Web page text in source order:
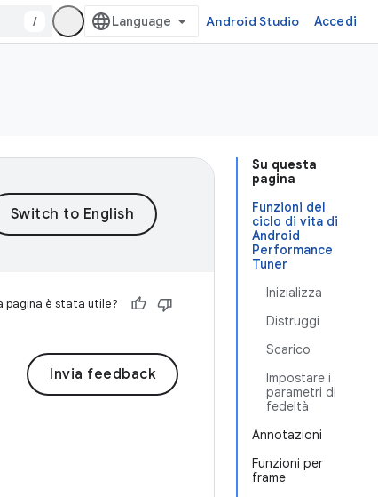
/ Android Studio Accedi
Su questa
pagina
Funzioni del
ciclo di vita di
Android
Performance
Tuner
Inizializza
Distruggi
Scarico
Impostare i
parametri di
fedeltà
Annotazioni
Funzioni per
frame
pagina è stata utile?
Invia feedback